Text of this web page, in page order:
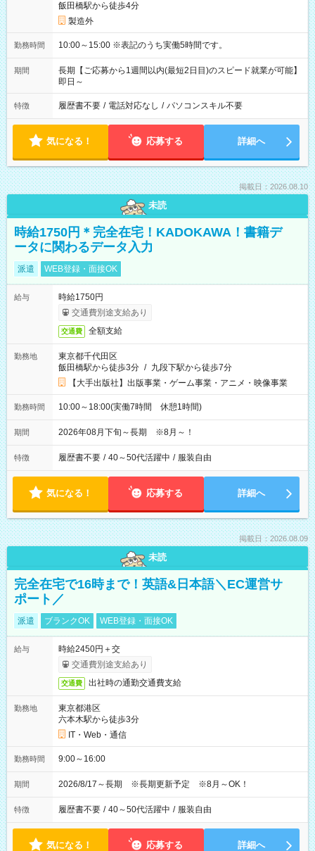
飯田橋駅から徒歩4分
製造外
勤務時間 10:00～15:00 ※表記のうち実働5時間です。
期間
長期【ご応募から1週間以内(最短2日目)のスピード就業が可能】
即日～
特徴 履歴書不要 / 電話対応なし / パソコンスキル不要
気になる！ 応募する 詳細へ
掲載日：2026.08.10
未読
時給1750円＊完全在宅！KADOKAWA！書籍デ
ータに関わるデータ入力
派遣 WEB登録・面接OK
給与
時給1750円
交通費別途支給あり
交通費 全額支給
勤務地
東京都千代田区
飯田橋駅から徒歩3分 / 九段下駅から徒歩7分
【大手出版社】出版事業・ゲーム事業・アニメ・映像事業
勤務時間 10:00～18:00(実働7時間 休憩1時間)
期間 2026年08月下旬～長期 ※8月～！
特徴 履歴書不要 / 40～50代活躍中 / 服装自由
気になる！ 応募する 詳細へ
掲載日：2026.08.09
未読
完全在宅で16時まで！英語&日本語＼EC運営サ
ポート／
派遣 ブランクOK WEB登録・面接OK
給与
時給2450円＋交
交通費別途支給あり
交通費 出社時の通勤交通費支給
勤務地
東京都港区
六本木駅から徒歩3分
IT・Web・通信
勤務時間 9:00～16:00
期間 2026/8/17～長期 ※長期更新予定 ※8月～OK！
特徴 履歴書不要 / 40～50代活躍中 / 服装自由
気になる！ 応募する 詳細へ